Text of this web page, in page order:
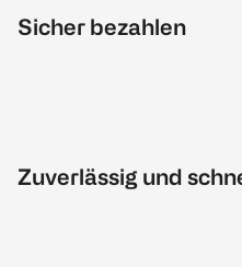
Sicher bezahlen
Zuverlässig und